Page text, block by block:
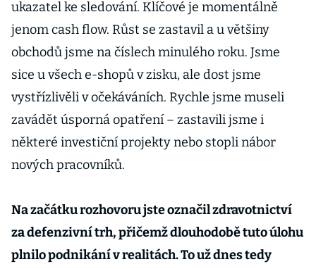
ukazatel ke sledování. Klíčové je momentálně
jenom cash flow. Růst se zastavil a u většiny
obchodů jsme na číslech minulého roku. Jsme
sice u všech e-shopů v zisku, ale dost jsme
vystřízlivěli v očekáváních. Rychle jsme museli
zavádět úsporná opatření – zastavili jsme i
některé investiční projekty nebo stopli nábor
nových pracovníků.
Na začátku rozhovoru jste označil zdravotnictví
za defenzivní trh, přičemž dlouhodobě tuto úlohu
plnilo podnikání v realitách. To už dnes tedy